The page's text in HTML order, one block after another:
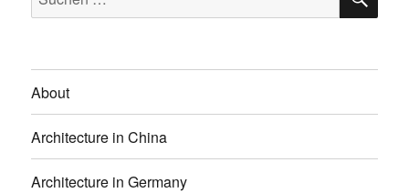
nach:
About
Architecture in China
Architecture in Germany